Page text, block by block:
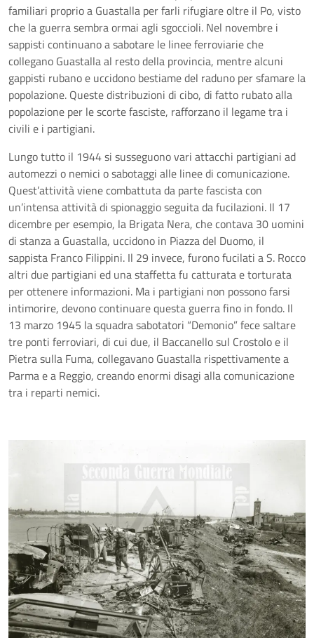
familiari proprio a Guastalla per farli rifugiare oltre il Po, visto
che la guerra sembra ormai agli sgoccioli. Nel novembre i
sappisti continuano a sabotare le linee ferroviarie che
collegano Guastalla al resto della provincia, mentre alcuni
gappisti rubano e uccidono bestiame del raduno per sfamare la
popolazione. Queste distribuzioni di cibo, di fatto rubato alla
popolazione per le scorte fasciste, rafforzano il legame tra i
civili e i partigiani.
Lungo tutto il 1944 si susseguono vari attacchi partigiani ad
automezzi o nemici o sabotaggi alle linee di comunicazione.
Quest’attività viene combattuta da parte fascista con
un’intensa attività di spionaggio seguita da fucilazioni. Il 17
dicembre per esempio, la Brigata Nera, che contava 30 uomini
di stanza a Guastalla, uccidono in Piazza del Duomo, il
sappista Franco Filippini. Il 29 invece, furono fucilati a S. Rocco
altri due partigiani ed una staffetta fu catturata e torturata
per ottenere informazioni. Ma i partigiani non possono farsi
intimorire, devono continuare questa guerra fino in fondo. Il
13 marzo 1945 la squadra sabotatori “Demonio” fece saltare
tre ponti ferroviari, di cui due, il Baccanello sul Crostolo e il
Pietra sulla Fuma, collegavano Guastalla rispettivamente a
Parma e a Reggio, creando enormi disagi alla comunicazione
tra i reparti nemici.